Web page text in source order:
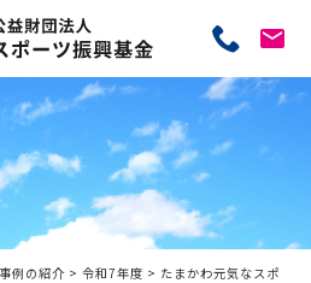
例の紹介> 令和7年度 > たまかわ元気なスポ